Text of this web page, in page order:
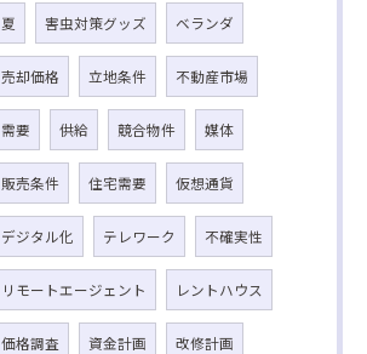
夏 害虫対策グッズ ベランダ
売却価格 立地条件 不動産市場
需要 供給 競合物件 媒体
販売条件 住宅需要 仮想通貨
デジタル化 テレワーク 不確実性
リモートエージェント レントハウス
価格調査 資金計画 改修計画